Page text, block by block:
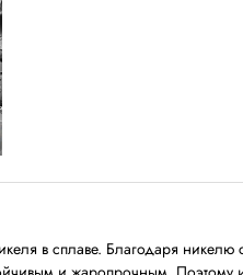
в сплаве. Благодаря никелю